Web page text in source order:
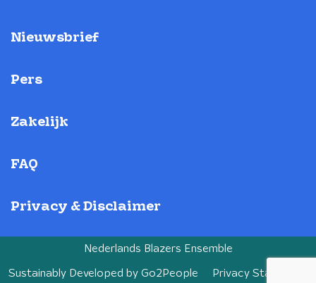
Nieuwsbrief
Pers
Zakelijk
FAQ
Privacy & Disclaimer
Nederlands Blazers Ensemble
Sustainably Developed by Go2People Privacy Statement